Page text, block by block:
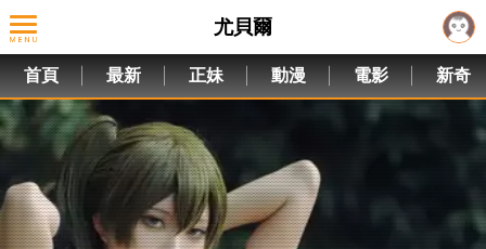
尤貝爾
首頁 最新 正妹 動漫 電影 新奇